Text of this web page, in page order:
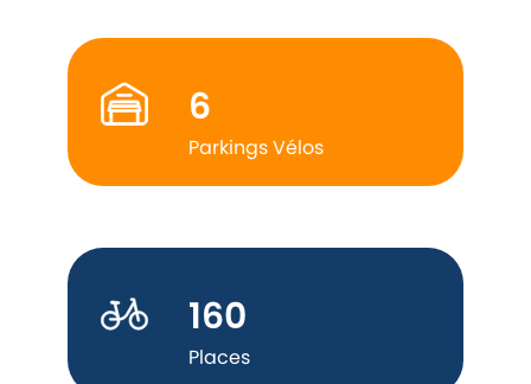
6
Parkings Vélos
160
Places